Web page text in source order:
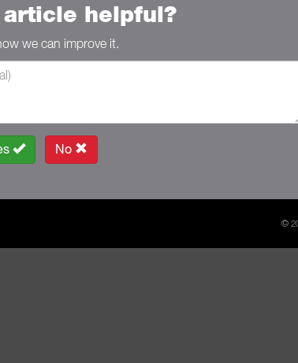
article helpful?
we can improve it.
No
©